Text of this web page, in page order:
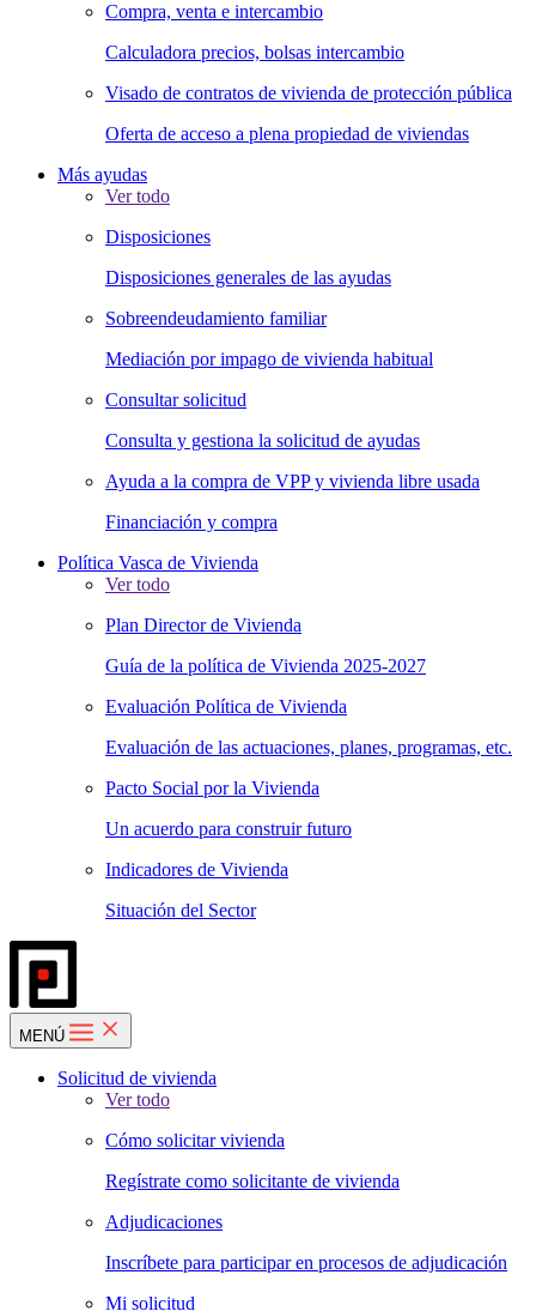
Compra, venta e intercambio
Calculadora precios, bolsas intercambio
Visado de contratos de vivienda de protección pública
Oferta de acceso a plena propiedad de viviendas
Más ayudas
Ver todo
Disposiciones
Disposiciones generales de las ayudas
Sobreendeudamiento familiar
Mediación por impago de vivienda habitual
Consultar solicitud
Consulta y gestiona la solicitud de ayudas
Ayuda a la compra de VPP y vivienda libre usada
Financiación y compra
Política Vasca de Vivienda
Ver todo
Plan Director de Vivienda
Guía de la política de Vivienda 2025-2027
Evaluación Política de Vivienda
Evaluación de las actuaciones, planes, programas, etc.
Pacto Social por la Vivienda
Un acuerdo para construir futuro
Indicadores de Vivienda
Situación del Sector
MENÚ
Solicitud de vivienda
Ver todo
Cómo solicitar vivienda
Regístrate como solicitante de vivienda
Adjudicaciones
Inscríbete para participar en procesos de adjudicación
Mi solicitud